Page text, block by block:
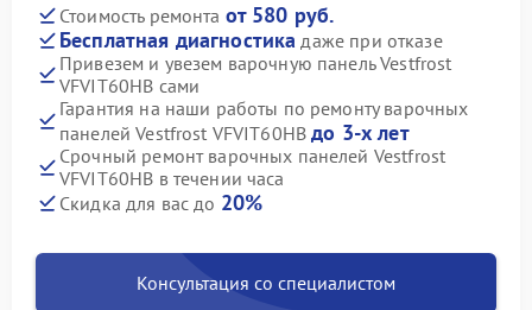
Стоимость ремонта от 580 руб.
Бесплатная диагностика даже при отказе
Привезем и увезем варочную панель Vestfrost
VFVIT60HB сами
Гарантия на наши работы по ремонту варочных
панелей Vestfrost VFVIT60HBдо 3-х лет
Срочный ремонт варочных панелей Vestfrost
VFVIT60HB в течении часа
Скидка для вас до 20%
Консультация со специалистом